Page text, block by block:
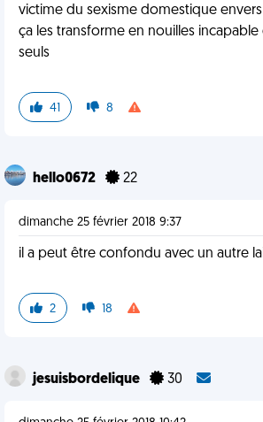
victime du sexisme domestique
ça les transforme en nouilles incapable
seuls
41 8
hello0672 22
dimanche 25 février 2018 9:37
il a peut être confondu avec un autre
2 18
jesuisbordelique 30